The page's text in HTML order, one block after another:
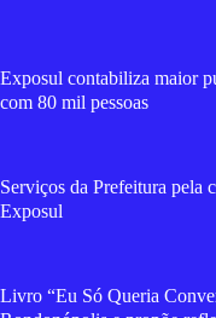
Exposul contabiliza maior
com 80 mil pessoas
Serviços da Prefeitura pela
Exposul
Livro “Eu Só Queria